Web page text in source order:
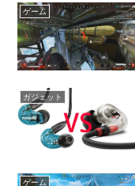
ゲーム
ガジェット
ゲーム